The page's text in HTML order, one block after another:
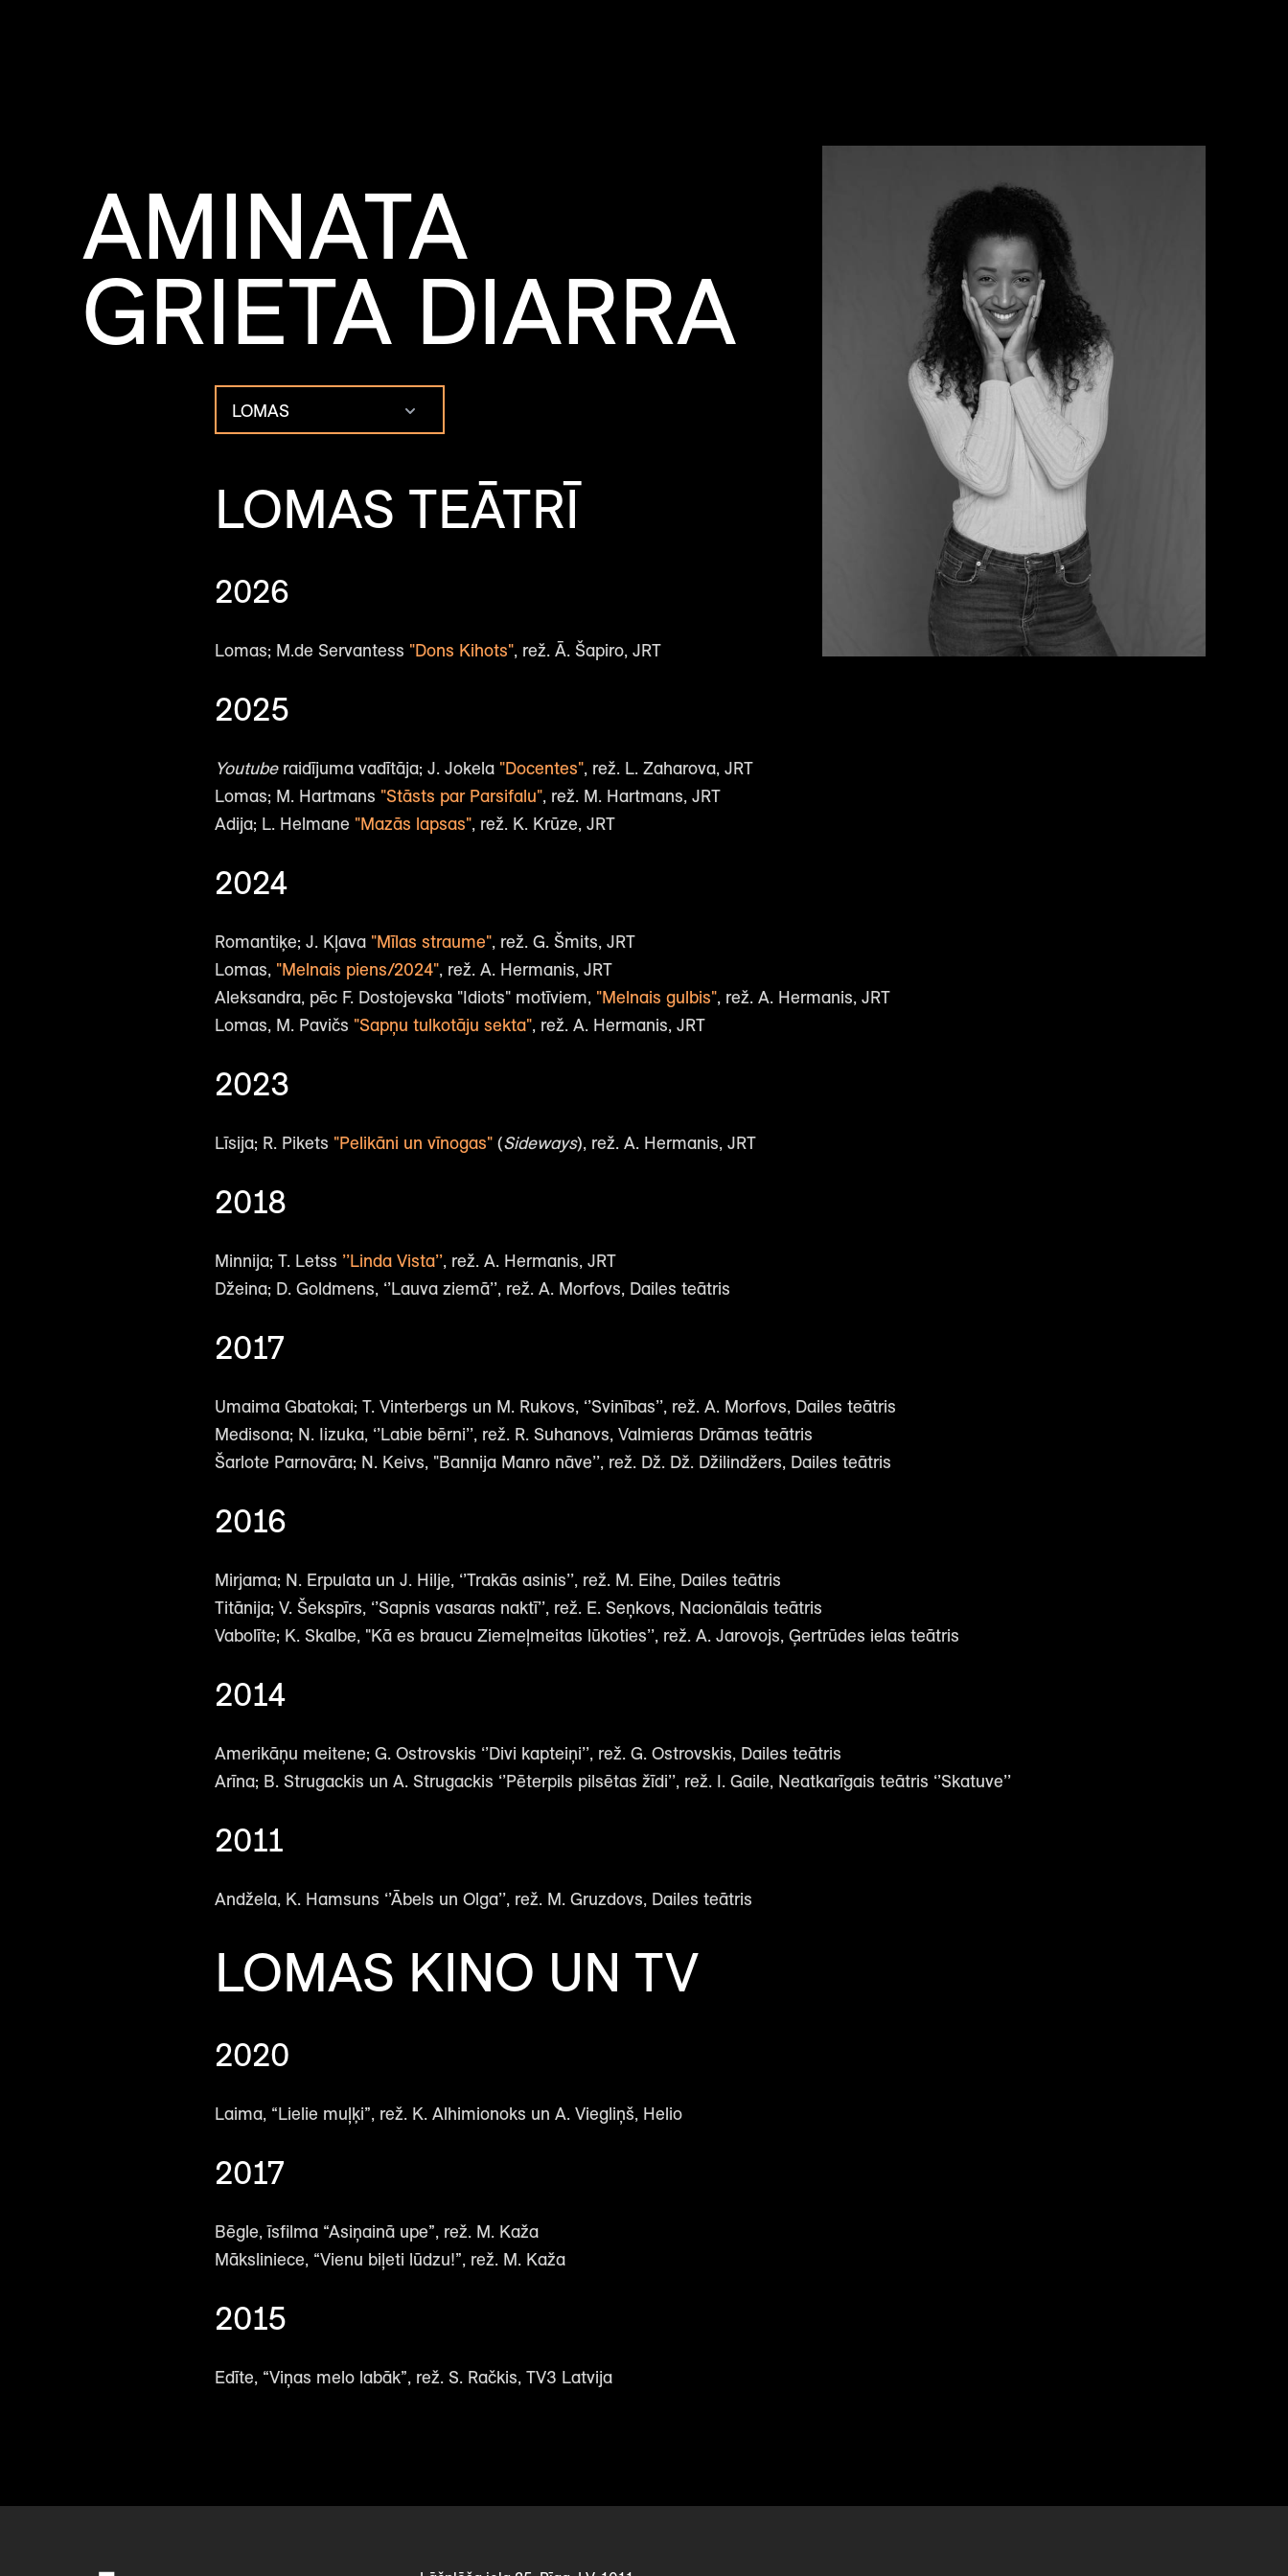
AMINATA
GRIETA DIARRA
LOMAS
LOMAS TEĀTRĪ
2026
Lomas; M.de Servantess "Dons Kihots", rež. Ā. Šapiro, JRT
2025
Youtube raidījuma vadītāja; J. Jokela "Docentes", rež. L. Zaharova, JRT
Lomas; M. Hartmans "Stāsts par Parsifalu", rež. M. Hartmans, JRT
Adija; L. Helmane "Mazās lapsas", rež. K. Krūze, JRT
2024
Romantiķe; J. Kļava "Mīlas straume", rež. G. Šmits, JRT
Lomas, "Melnais piens/2024", rež. A. Hermanis, JRT
Aleksandra, pēc F. Dostojevska "Idiots" motīviem, "Melnais gulbis", rež. A. Hermanis, JRT
Lomas, M. Pavičs "Sapņu tulkotāju sekta", rež. A. Hermanis, JRT
2023
Līsija; R. Pikets "Pelikāni un vīnogas" (Sideways), rež. A. Hermanis, JRT
2018
Minnija; T. Letss ’’Linda Vista’’, rež. A. Hermanis, JRT
Džeina; D. Goldmens, ‘’Lauva ziemā’’, rež. A. Morfovs, Dailes teātris
2017
Umaima Gbatokai; T. Vinterbergs un M. Rukovs, ‘’Svinības’’, rež. A. Morfovs, Dailes teātris
Medisona; N. Iizuka, ‘’Labie bērni’’, rež. R. Suhanovs, Valmieras Drāmas teātris
Šarlote Parnovāra; N. Keivs, "Bannija Manro nāve’’, rež. Dž. Dž. Džilindžers, Dailes teātris
2016
Mirjama; N. Erpulata un J. Hilje, ‘’Trakās asinis’’, rež. M. Eihe, Dailes teātris
Titānija; V. Šekspīrs, ‘’Sapnis vasaras naktī’’, rež. E. Seņkovs, Nacionālais teātris
Vabolīte; K. Skalbe, "Kā es braucu Ziemeļmeitas lūkoties’’, rež. A. Jarovojs, Ģertrūdes ielas teātris
2014
Amerikāņu meitene; G. Ostrovskis ‘’Divi kapteiņi’’, rež. G. Ostrovskis, Dailes teātris
Arīna; B. Strugackis un A. Strugackis ‘’Pēterpils pilsētas žīdi’’, rež. I. Gaile, Neatkarīgais teātris ‘’Skatuve’’
2011
Andžela, K. Hamsuns ‘’Ābels un Olga’’, rež. M. Gruzdovs, Dailes teātris
LOMAS KINO UN TV
2020
Laima, “Lielie muļķi”, rež. K. Alhimionoks un A. Viegliņš, Helio
2017
Bēgle, īsfilma “Asiņainā upe”, rež. M. Kaža
Māksliniece, “Vienu biļeti lūdzu!”, rež. M. Kaža
2015
Edīte, “Viņas melo labāk”, rež. S. Račkis, TV3 Latvija